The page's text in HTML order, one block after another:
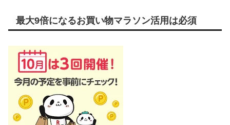
最大9倍になるお買い物マラソン活用は必須